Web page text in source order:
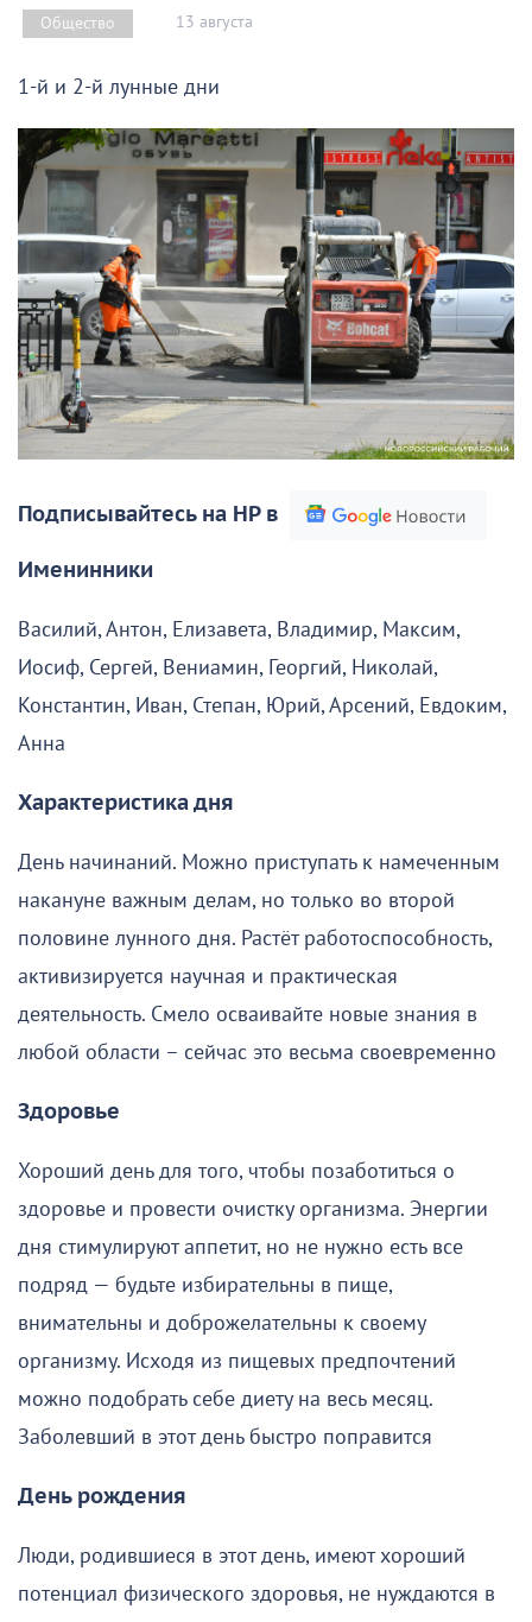
Общество 13 августа
1-й и 2-й лунные дни
Подписывайтесь на НР в
Именинники
Василий, Антон, Елизавета, Владимир, Максим,
Иосиф, Сергей, Вениамин, Георгий, Николай,
Константин, Иван, Степан, Юрий, Арсений, Евдоким,
Анна
Характеристика дня
День начинаний. Можно приступать к намеченным
накануне важным делам, но только во второй
половине лунного дня. Растёт работоспособность,
активизируется научная и практическая
деятельность. Смело осваивайте новые знания в
любой области – сейчас это весьма своевременно
Здоровье
Хороший день для того, чтобы позаботиться о
здоровье и провести очистку организма. Энергии
дня стимулируют аппетит, но не нужно есть все
подряд — будьте избирательны в пище,
внимательны и доброжелательны к своему
организму. Исходя из пищевых предпочтений
можно подобрать себе диету на весь месяц.
Заболевший в этот день быстро поправится
День рождения
Люди, родившиеся в этот день, имеют хороший
потенциал физического здоровья, не нуждаются в